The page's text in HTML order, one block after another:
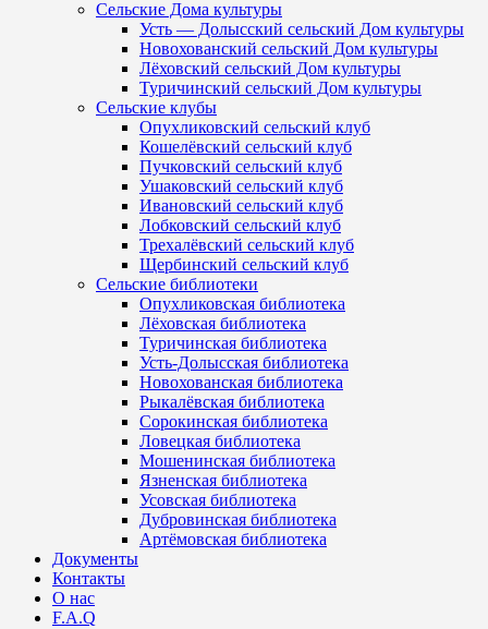
Сельские Дома культуры
Усть — Долысский сельский Дом культуры
Новохованский сельский Дом культуры
Лёховский сельский Дом культуры
Туричинский сельский Дом культуры
Сельские клубы
Опухликовский сельский клуб
Кошелёвский сельский клуб
Пучковский сельский клуб
Ушаковский сельский клуб
Ивановский сельский клуб
Лобковский сельский клуб
Трехалёвский сельский клуб
Щербинский сельский клуб
Сельские библиотеки
Опухликовская библиотека
Лёховская библиотека
Туричинская библиотека
Усть-Долысская библиотека
Новохованская библиотека
Рыкалёвская библиотека
Сорокинская библиотека
Ловецкая библиотека
Мошенинская библиотека
Язненская библиотека
Усовская библиотека
Дубровинская библиотека
Артёмовская библиотека
Документы
Контакты
О нас
F.A.Q